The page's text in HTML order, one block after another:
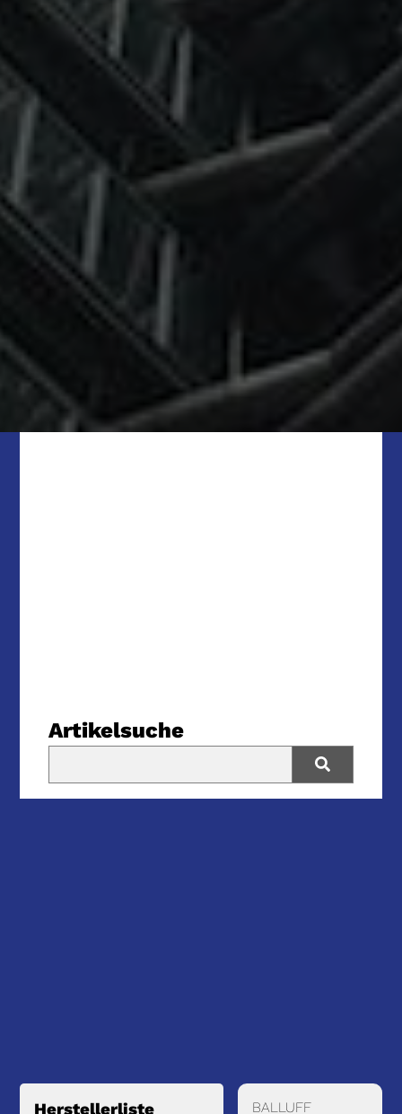
Artikelsuche
Herstellerliste BALLUFF